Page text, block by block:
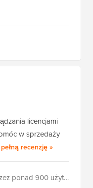
Importer
licencjami
w sprzedaży
recenzjęElite Licenser
»
Używane przez ponad 900 użytkowników